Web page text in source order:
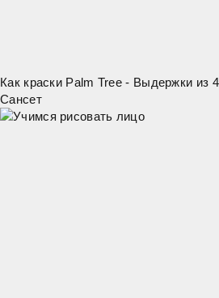
Как краски Palm Tree - Выдержки из
Сансет